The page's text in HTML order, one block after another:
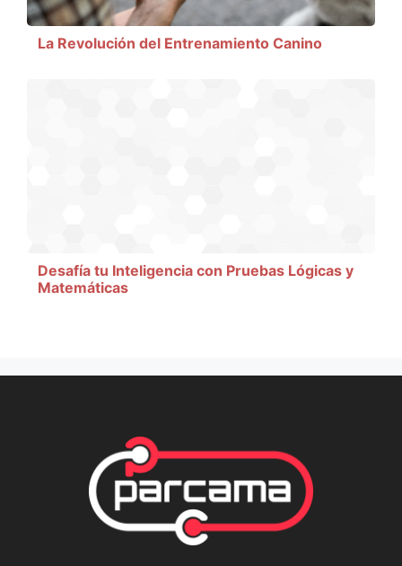
La Revolución del Entrenamiento Canino
Desafía tu Inteligencia con Pruebas Lógicas y
Matemáticas